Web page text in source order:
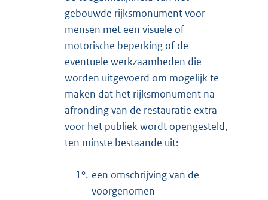
gebouwde rijksmonument voor
mensen met een visuele of
motorische beperking of de
eventuele werkzaamheden die
worden uitgevoerd om mogelijk te
maken dat het rijksmonument na
afronding van de restauratie extra
voor het publiek wordt opengesteld,
ten minste bestaande uit:
1°. een omschrijving van de
voorgenomen